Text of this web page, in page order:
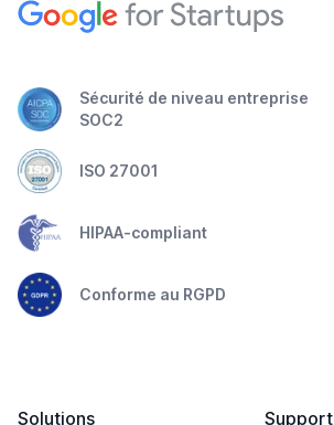
Sécurité de niveau entreprise
SOC2
ISO 27001
HIPAA-compliant
Conforme au RGPD
Solutions
Support